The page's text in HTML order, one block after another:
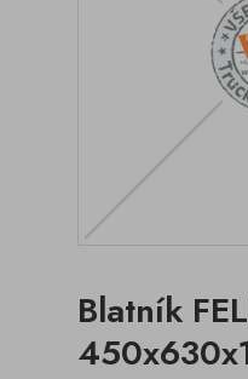
Blatník